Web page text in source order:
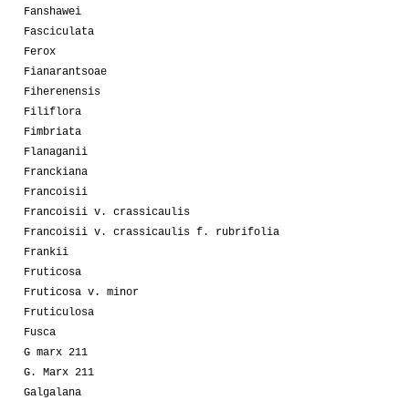
Fanshawei
Fasciculata
Ferox
Fianarantsoae
Fiherenensis
Filiflora
Fimbriata
Flanaganii
Franckiana
Francoisii
Francoisii v. crassicaulis
Francoisii v. crassicaulis f. rubrifolia
Frankii
Fruticosa
Fruticosa v. minor
Fruticulosa
Fusca
G marx 211
G. Marx 211
Galgalana